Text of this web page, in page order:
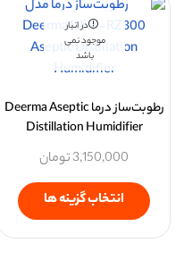
در انبار
موجود نمی
باشد
رطوبت‌ساز درما Deerma Aseptic
Distillation Humidifier
3,150,000تومان
انتخاب گزینه ها